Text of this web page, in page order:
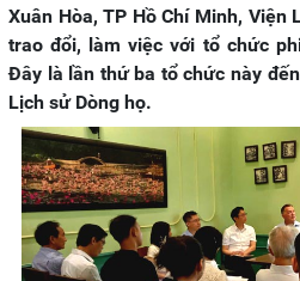
Xuân Hòa, TP Hồ Chí Minh, Viện
trao đổi, làm việc với tổ chức
Đây là lần thứ ba tổ chức này
Lịch sử Dòng họ.